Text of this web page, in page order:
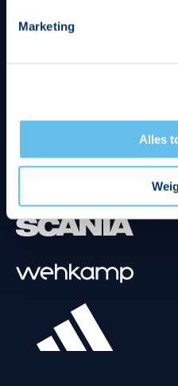
Marketing
Alles